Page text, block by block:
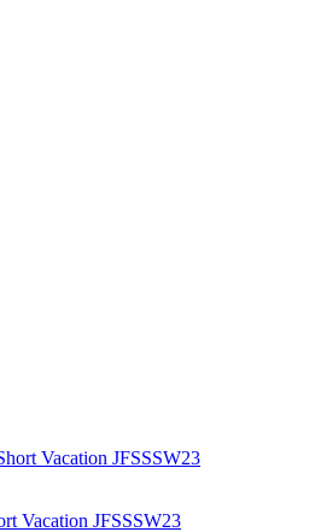
Vacation JFSSSW23